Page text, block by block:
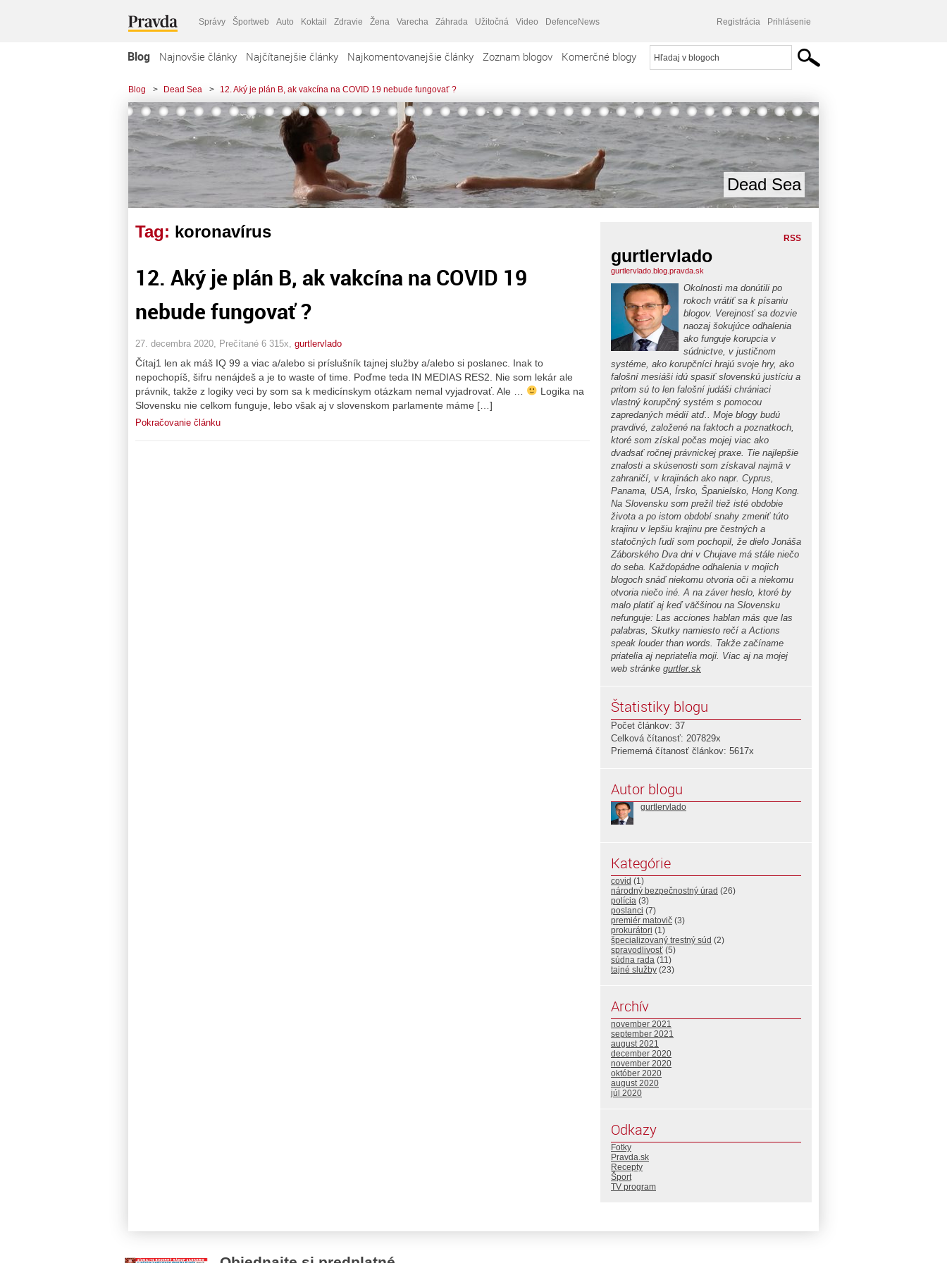
Správy Športweb Auto Koktail Zdravie Žena Varecha Záhrada Užitočná Video DefenceNews Registrácia Prihlásenie
Blog Najnovšie články Najčítanejšie články Najkomentovanejšie články Zoznam blogov Komerčné blogy
Blog > Dead Sea > 12. Aký je plán B, ak vakcína na COVID 19 nebude fungovať ?
Dead Sea
Tag: koronavírus
12. Aký je plán B, ak vakcína na COVID 19
nebude fungovať ?
27. decembra 2020, Prečítané 6 315x, gurtlervlado
Čítaj1 len ak máš IQ 99 a viac a/alebo si príslušník tajnej služby a/alebo si poslanec. Inak to
nepochopíš, šifru nenájdeš a je to waste of time. Poďme teda IN MEDIAS RES2. Nie som lekár ale
právnik, takže z logiky veci by som sa k medicínskym otázkam nemal vyjadrovať. Ale …
Logika na
Slovensku nie celkom funguje, lebo však aj v slovenskom parlamente máme […]
Pokračovanie článku
RSS
gurtlervlado
gurtlervlado.blog.pravda.sk
Okolnosti ma donútili po
rokoch vrátiť sa k písaniu
blogov. Verejnosť sa dozvie
naozaj šokujúce odhalenia
ako funguje korupcia v
súdnictve, v justičnom
systéme, ako korupčníci hrajú svoje hry, ako
falošní mesiáši idú spasiť slovenskú justíciu a
pritom sú to len falošní judáši chrániaci
vlastný korupčný systém s pomocou
zapredaných médií atď.. Moje blogy budú
pravdivé, založené na faktoch a poznatkoch,
ktoré som získal počas mojej viac ako
dvadsať ročnej právnickej praxe. Tie najlepšie
znalosti a skúsenosti som získaval najmä v
zahraničí, v krajinách ako napr. Cyprus,
Panama, USA, Írsko, Španielsko, Hong Kong.
Na Slovensku som prežil tiež isté obdobie
života a po istom období snahy zmeniť túto
krajinu v lepšiu krajinu pre čestných a
statočných ľudí som pochopil, že dielo Jonáša
Záborského Dva dni v Chujave má stále niečo
do seba. Každopádne odhalenia v mojich
blogoch snáď niekomu otvoria oči a niekomu
otvoria niečo iné. A na záver heslo, ktoré by
malo platiť aj keď väčšinou na Slovensku
nefunguje: Las acciones hablan más que las
palabras, Skutky namiesto rečí a Actions
speak louder than words. Takže začíname
priatelia aj nepriatelia moji. Viac aj na mojej
web stránke gurtler.sk
Štatistiky blogu
Počet článkov: 37
Celková čítanosť: 207829x
Priemerná čítanosť článkov: 5617x
Autor blogu
gurtlervlado
Kategórie
covid (1)
národný bezpečnostný úrad (26)
polícia (3)
poslanci (7)
premiér matovič (3)
prokurátori (1)
špecializovaný trestný súd (2)
spravodlivosť (5)
súdna rada (11)
tajné služby (23)
Archív
november 2021
september 2021
august 2021
december 2020
november 2020
október 2020
august 2020
júl 2020
Odkazy
Fotky
Pravda.sk
Recepty
Šport
TV program